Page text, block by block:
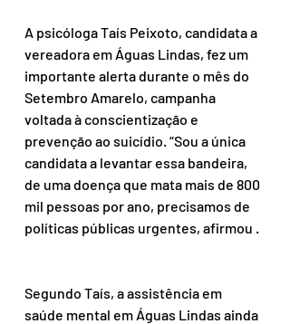
A psicóloga Taís Peixoto, candidata a
vereadora em Águas Lindas, fez um
importante alerta durante o mês do
Setembro Amarelo, campanha
voltada à conscientização e
prevenção ao suicídio. “Sou a única
candidata a levantar essa bandeira,
de uma doença que mata mais de 800
mil pessoas por ano, precisamos de
políticas públicas urgentes, afirmou .
Segundo Taís, a assistência em
saúde mental em Águas Lindas ainda